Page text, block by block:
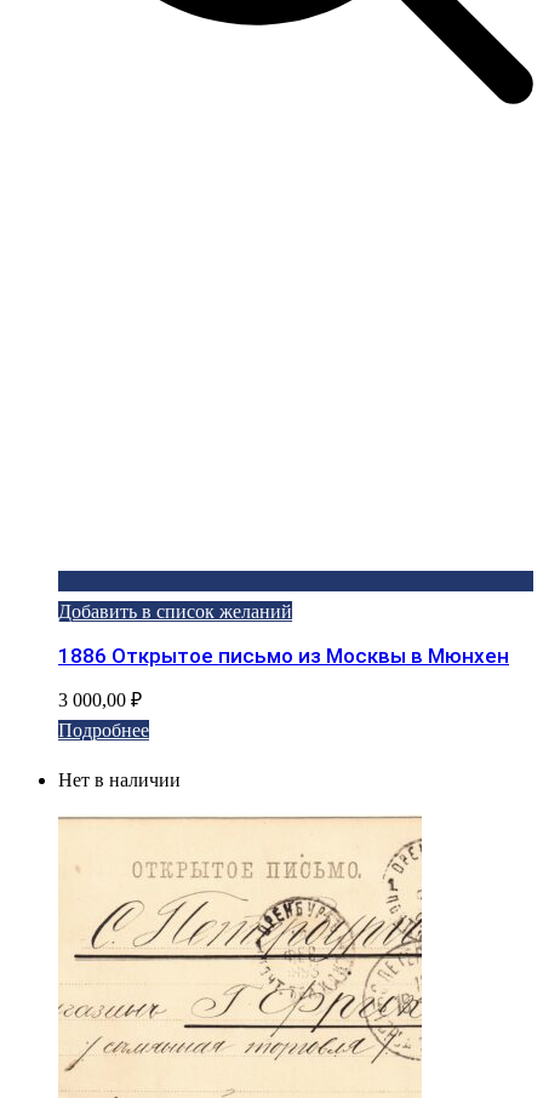
Добавить в список желаний
1886 Открытое письмо из Москвы в Мюнхен
3 000,00 ₽
Подробнее
Нет в наличии